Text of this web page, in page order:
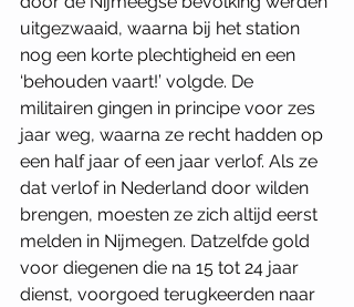
uitgezwaaid, waarna bij het station
nog een korte plechtigheid en een
‘behouden vaart!’ volgde. De
militairen gingen in principe voor zes
jaar weg, waarna ze recht hadden op
een half jaar of een jaar verlof. Als ze
dat verlof in Nederland door wilden
brengen, moesten ze zich altijd eerst
melden in Nijmegen. Datzelfde gold
voor diegenen die na 15 tot 24 jaar
dienst, voorgoed terugkeerden naar